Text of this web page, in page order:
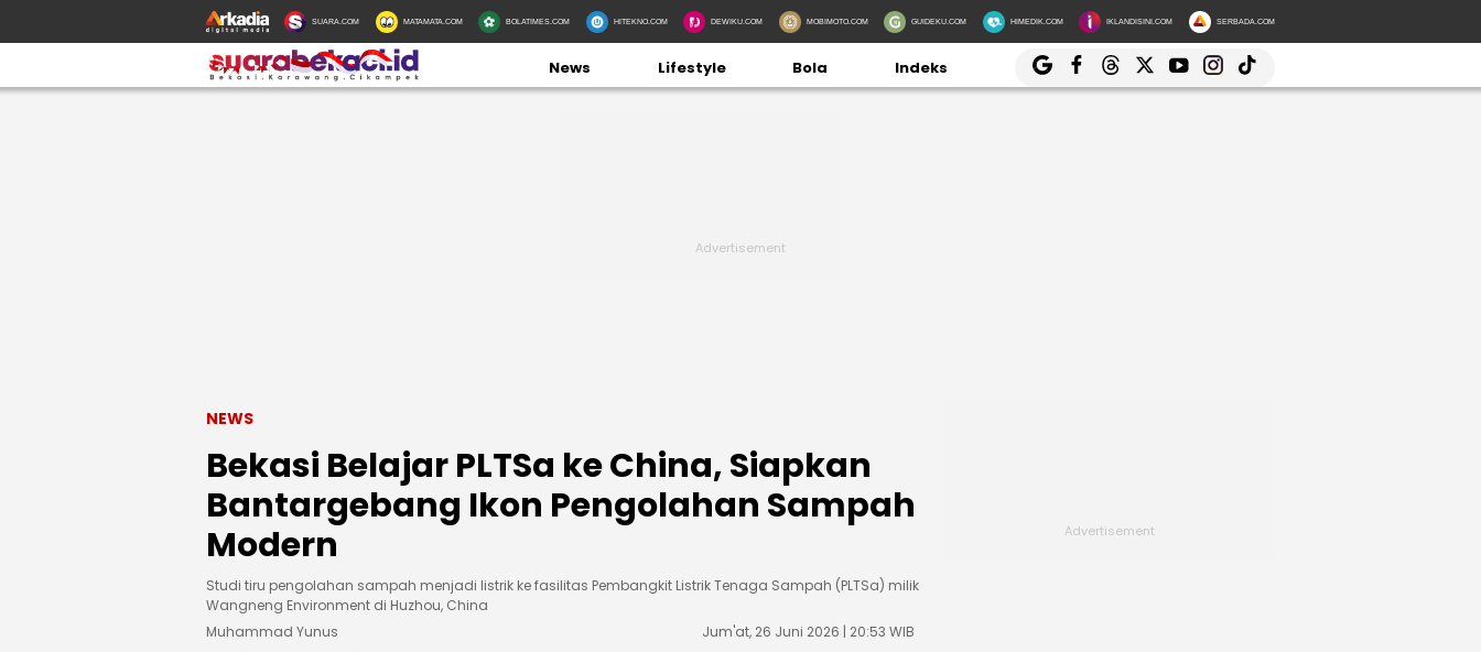
SUARA.COM MATAMATA.COM BOLATIMES.COM HITEKNO.COM DEWIKU.COM MOBIMOTO.COM GUIDEKU.COM HIMEDIK.COM IKLANDISINI.COM SERBADA.COM
News Lifestyle Bola Indeks
NEWS
Bekasi Belajar PLTSa ke China, Siapkan
Bantargebang Ikon Pengolahan Sampah
Modern
Studi tiru pengolahan sampah menjadi listrik ke fasilitas Pembangkit Listrik Tenaga Sampah (PLTSa) milik
Wangneng Environment di Huzhou, China
Muhammad Yunus
Jum'at, 26 Juni 2026 | 20:53 WIB